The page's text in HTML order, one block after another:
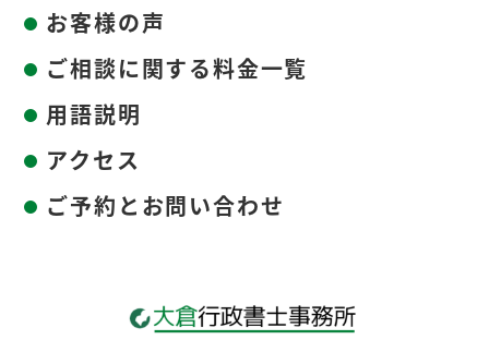
お客様の声
ご相談に関する料金一覧
用語説明
アクセス
ご予約とお問い合わせ